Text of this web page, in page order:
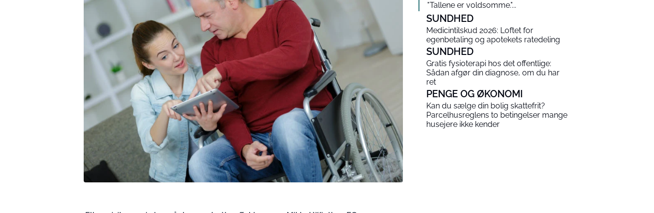
"Tallene er voldsomme."...
SUNDHED
Medicintilskud 2026: Loftet for
egenbetaling og apotekets ratedeling
SUNDHED
Gratis fysioterapi hos det offentlige:
Sådan afgør din diagnose, om du har
ret
PENGE OG ØKONOMI
Kan du sælge din bolig skattefrit?
Parcelhusreglens to betingelser mange
husejere ikke kender